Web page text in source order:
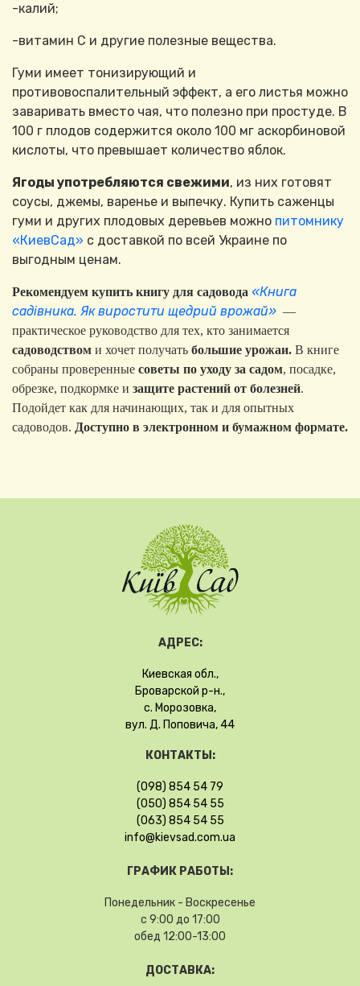
-калий;
-витамин С и другие полезные вещества.
Гуми имеет тонизирующий и
противовоспалительный эффект, а его листья можно
заваривать вместо чая, что полезно при простуде. В
100 г плодов содержится около 100 мг аскорбиновой
кислоты, что превышает количество яблок.
Ягоды употребляются свежими, из них готовят
соусы, джемы, варенье и выпечку. Купить саженцы
гуми и других плодовых деревьев можно питомнику
«КиевСад» с доставкой по всей Украине по
выгодным ценам.
Рекомендуем купить книгу для садовода «Книга
садівника. Як виростити щедрий врожай» —
практическое руководство для тех, кто занимается
садоводством и хочет получать большие урожаи. В книге
собраны проверенные советы по уходу за садом, посадке,
обрезке, подкормке и защите растений от болезней.
Подойдет как для начинающих, так и для опытных
садоводов. Доступно в электронном и бумажном формате.
АДРЕС:
Киевская обл.,
Броварской р-н.,
с. Морозовка,
вул. Д. Поповича, 44
КОНТАКТЫ:
(098) 854 54 79
(050) 854 54 55
(063) 854 54 55
info@kievsad.com.ua
ГРАФИК РАБОТЫ:
Понедельник - Воскресенье
с 9:00 до 17:00
обед 12:00-13:00
ДОСТАВКА: